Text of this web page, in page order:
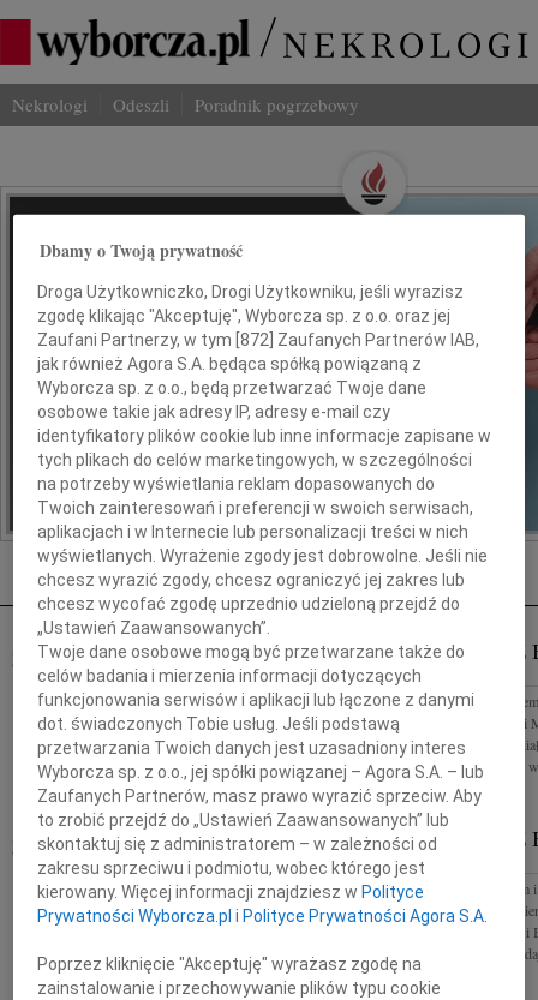
Nekrologi Odeszli Poradnik pogrzebowy
Wspominaj Bliskich
Na Odeszli.pl
Jak ich zapamiętaliśmy? Serwis
odeszli.pl z Grupy Wyborcza, to
możliwość stworzenia unikalnego
wspomnienia. Dziel się nim z rodziną i
przyjaciółmi.
*ogłoszenie
Nekrologi Płock
MARIUSZ BIENIEK 27.08.2021
PŁOCK
"Pan Bóg zabiera człowieka wtedy, gdy widzi, że
zasłużył sobie na niebo." W dniu 22 sierpnia 2021 r.
odszedł Mariusz Bieniek Starosta Płocki od 2014
roku, wspaniały...
MARIUSZ
Z ogromnym
tragicznej
Płockiego
zaangażowanego
MARIUSZ BIENIEK 27.08.2021
PŁOCK
Z głębokim żalem i smutkiem przyjąłem wiadomość
o tragicznej śmierci Mariusza Bieńka Starosty
Płockiego Rodzinie i Bliskim składam wyrazy
głębokiego współczucia Ludwik...
MARIUSZ
Z głębokim
wiadomość o
Bieńka Rodzinie
współczucia
Dbamy o Twoją prywatność
Droga Użytkowniczko, Drogi Użytkowniku, jeśli wyrazisz
zgodę klikając "Akceptuję", Wyborcza sp. z o.o. oraz jej
Zaufani Partnerzy, w tym [872 ] Zaufanych Partnerów IAB,
jak również Agora S.A. będąca spółką powiązaną z
Wyborcza sp. z o.o., będą przetwarzać Twoje dane
osobowe takie jak adresy IP, adresy e-mail czy
identyfikatory plików cookie lub inne informacje zapisane w
tych plikach do celów marketingowych, w szczególności
na potrzeby wyświetlania reklam dopasowanych do
Twoich zainteresowań i preferencji w swoich serwisach,
aplikacjach i w Internecie lub personalizacji treści w nich
wyświetlanych. Wyrażenie zgody jest dobrowolne. Jeśli nie
chcesz wyrazić zgody, chcesz ograniczyć jej zakres lub
chcesz wycofać zgodę uprzednio udzieloną przejdź do
„Ustawień Zaawansowanych”.
Twoje dane osobowe mogą być przetwarzane także do
celów badania i mierzenia informacji dotyczących
funkcjonowania serwisów i aplikacji lub łączone z danymi
dot. świadczonych Tobie usług. Jeśli podstawą
przetwarzania Twoich danych jest uzasadniony interes
Wyborcza sp. z o.o., jej spółki powiązanej – Agora S.A. – lub
Zaufanych Partnerów, masz prawo wyrazić sprzeciw. Aby
to zrobić przejdź do „Ustawień Zaawansowanych” lub
skontaktuj się z administratorem – w zależności od
zakresu sprzeciwu i podmiotu, wobec którego jest
kierowany. Więcej informacji znajdziesz w Polityce
Prywatności Wyborcza.pl i Polityce Prywatności Agora S.A.
Poprzez kliknięcie "Akceptuję" wyrażasz zgodę na
zainstalowanie i przechowywanie plików typu cookie